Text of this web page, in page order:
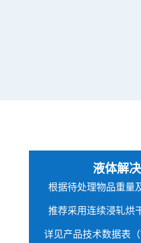
液体解决
根据待处理物品重量
推荐采用连续浸轧烘
详见产品技术数据表